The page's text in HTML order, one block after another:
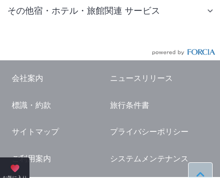
仙台 ホテル
東京ドーム ホテル
横浜 ホテル
熱海 ホテル
京都 ホテル
その他宿・ホテル・旅館関連 サービス
国内観光ガイド
旅行・観光情報
会社案内 ニュースリリース
標識・約款 旅行条件書
サイトマップ プライバシーポリシー
ご利用案内 システムメンテナンス